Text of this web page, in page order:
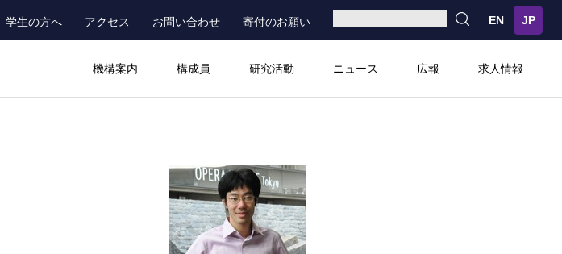
学生の方へ アクセス お問い合わせ 寄付のお願い
機構案内 構成員 研究活動 ニュース 広報 求人情報